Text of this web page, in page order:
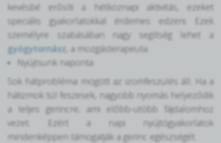
kevésbé erősíti a hétköznapi aktivitás, ezeket
speciális gyakorlatokkal érdemes edzeni. Ezek
személyre szabásában nagy segítség lehet a
gyógytornász , a mozgásterapeuta.
Nyújtsunk naponta
Sok hátprobléma mögött az izomfeszülés áll. Ha a
hátizmok túl feszesek, nagyobb nyomás helyeződik
a teljes gerincre, ami előbb-utóbb fájdalomhoz
vezet. Ezért a napi nyújtógyakorlatok
mindenképpen támogatják a gerinc egészségét.